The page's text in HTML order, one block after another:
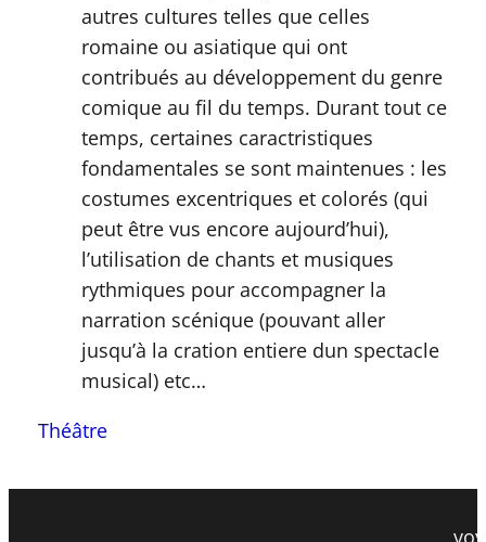
autres cultures telles que celles
romaine ou asiatique qui ont
contribués au développement du genre
comique au fil du temps. Durant tout ce
temps, certaines caractristiques
fondamentales se sont maintenues : les
costumes excentriques et colorés (qui
peut être vus encore aujourd’hui),
l’utilisation de chants et musiques
rythmiques pour accompagner la
narration scénique (pouvant aller
jusqu’à la cration entiere dun spectacle
musical) etc…
Théâtre